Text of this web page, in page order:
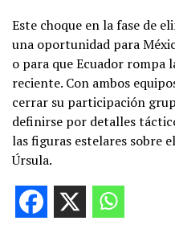
Este choque en la fase de
una oportunidad para
o para que Ecuador rompa
reciente. Con ambos
cerrar su participación
definirse por detalles
las figuras estelares sobre
Úrsula.